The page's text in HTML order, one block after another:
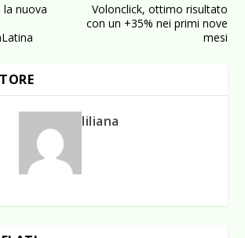
la nuova
Volonclick, ottimo risultato
con un +35% nei primi nove
mesi
liliana